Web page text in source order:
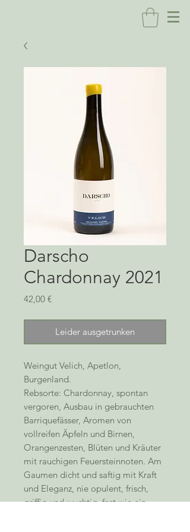
Darscho
Chardonnay 2021
42,00 €Preis
Leider ausgetrunken
Weingut Velich, Apetlon,
Burgenland.
Rebsorte: Chardonnay, spontan
vergoren, Ausbau in gebrauchten
Barriquefässer, Aromen von
vollreifen Äpfeln und Birnen,
Orangenzesten, Blüten und Kräuter
mit rauchigen Feuersteinnoten. Am
Gaumen dicht und saftig mit Kraft
und Eleganz, nie opulent, frisch,
griffig und wuchtig, fast wie ein